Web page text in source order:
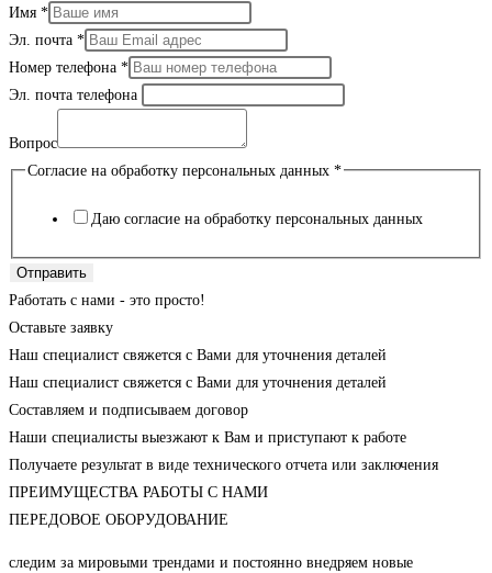
Имя *
Эл. почта *
Номер телефона *
Эл. почта телефона
Вопрос
Согласие на обработку персональных данных *
Даю согласие на обработку персональных данных
Отправить
Работать с нами - это просто!
Оставьте заявку
Наш специалист свяжется с Вами для уточнения деталей
Наш специалист свяжется с Вами для уточнения деталей
Составляем и подписываем договор
Наши специалисты выезжают к Вам и приступают к работе
Получаете результат в виде технического отчета или заключения
ПРЕИМУЩЕСТВА РАБОТЫ С НАМИ
ПЕРЕДОВОЕ ОБОРУДОВАНИЕ
следим за мировыми трендами и постоянно внедряем новые